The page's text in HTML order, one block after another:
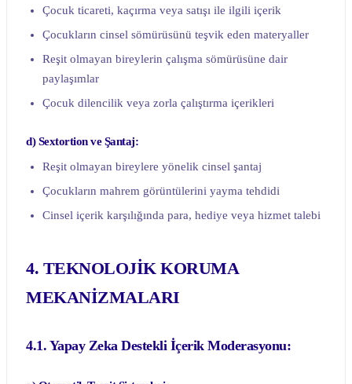
Çocuk ticareti, kaçırma veya satışı ile ilgili içerik
Çocukların cinsel sömürüsünü teşvik eden materyaller
Reşit olmayan bireylerin çalışma sömürüsüne dair
paylaşımlar
Çocuk dilencilik veya zorla çalıştırma içerikleri
d) Sextortion ve Şantaj:
Reşit olmayan bireylere yönelik cinsel şantaj
Çocukların mahrem görüntülerini yayma tehdidi
Cinsel içerik karşılığında para, hediye veya hizmet talebi
4. TEKNOLOJİK KORUMA
MEKANİZMALARI
4.1. Yapay Zeka Destekli İçerik Moderasyonu: